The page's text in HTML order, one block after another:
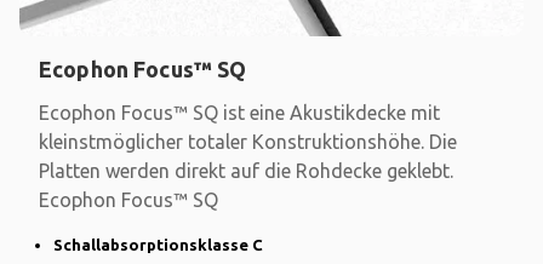
Ecophon Focus™ SQ
Ecophon Focus™ SQ ist eine Akustikdecke mit
kleinstmöglicher totaler Konstruktionshöhe. Die
Platten werden direkt auf die Rohdecke geklebt.
Ecophon Focus™ SQ
Schallabsorptionsklasse C